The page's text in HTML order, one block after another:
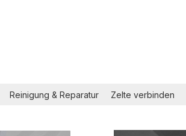
Reinigung & Reparatur Zelte verbinden